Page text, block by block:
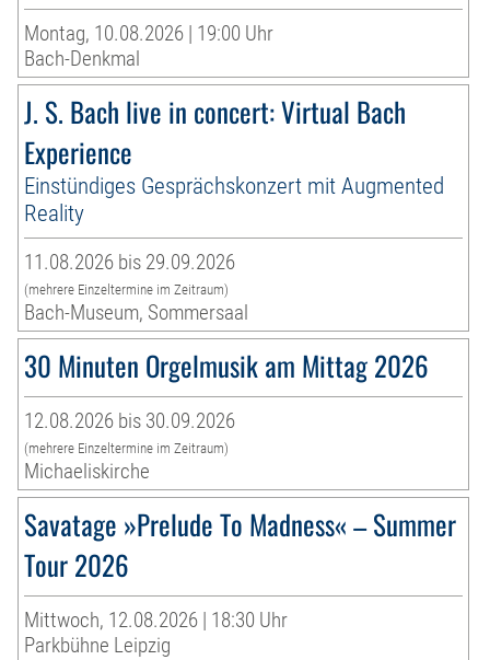
Montag, 10.08.2026 | 19:00 Uhr
Bach-Denkmal
J. S. Bach live in concert: Virtual Bach
Experience
Einstündiges Gesprächskonzert mit Augmented
Reality
11.08.2026 bis 29.09.2026
(mehrere Einzeltermine im Zeitraum)
Bach-Museum, Sommersaal
30 Minuten Orgelmusik am Mittag 2026
12.08.2026 bis 30.09.2026
(mehrere Einzeltermine im Zeitraum)
Michaeliskirche
Savatage »Prelude To Madness« – Summer
Tour 2026
Mittwoch, 12.08.2026 | 18:30 Uhr
Parkbühne Leipzig